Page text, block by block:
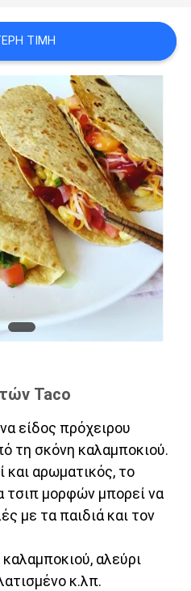
ΤΙΜΉ
Taco
είδος πρόχειρου
τη σκόνη καλαμποκιού.
και αρωματικός, το
τσιπ μορφών μπορεί να
με τα παιδιά και τον
αλεύρι
κ.λπ.